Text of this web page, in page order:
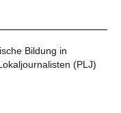
Bildung in
(PLJ)